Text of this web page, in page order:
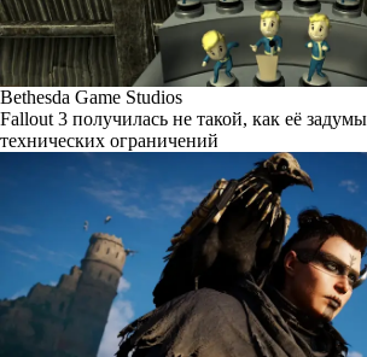
Bethesda Game Studios
Fallout 3 получилась не такой, как её
технических ограничений